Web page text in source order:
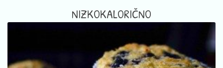
NIZKOKALORIČNO